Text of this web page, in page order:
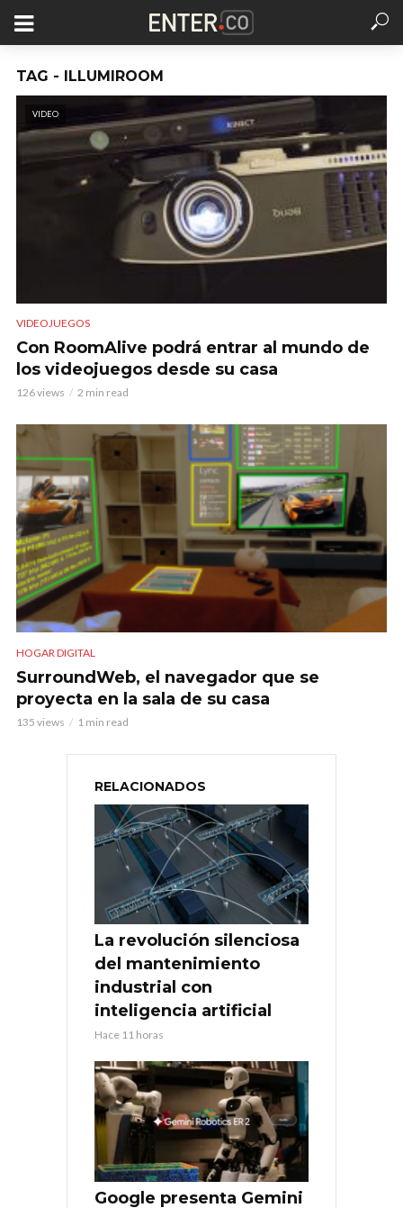
TAG - ILLUMIROOM
VIDEO
VIDEOJUEGOS
Con RoomAlive podrá entrar al mundo de
los videojuegos desde su casa
126 views 2 min read
HOGAR DIGITAL
SurroundWeb, el navegador que se
proyecta en la sala de su casa
135 views 1 min read
RELACIONADOS
La revolución silenciosa
del mantenimiento
industrial con
inteligencia artificial
Hace 11 horas
Google presenta Gemini